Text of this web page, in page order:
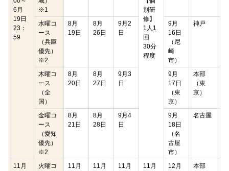
6月
19日
23：
59
※1
別研
修】
1人1
回
30分
程度
水曜コ
ース
（兵庫
優先）
※2
8月
19日
8月
26日
9月2
日
9月
16日
（尼
崎
市）
神戸
木曜コ
ース
（全
国）
8月
20日
8月
27日
9月3
日
9月
17日
（東
京）
本部
（東
京）
金曜コ
ース
（愛知
優先）
※2
8月
21日
8月
28日
9月4
日
9月
18日
（名
古屋
市）
名古屋
11月
火曜コ
11月
11月
11月
11月
12月
本部